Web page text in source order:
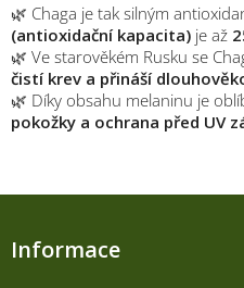
🌿 Chaga je tak silným
(antioxidační kapacita) je až
🌿 Ve starověkém Rusku se
čistí krev a přináší
🌿 Díky obsahu melaninu je
pokožky a ochrana před UV
Z
Informace